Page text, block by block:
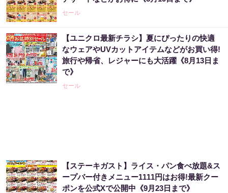
セール
【ユニクロ最新チラシ】夏にぴったりの快適
なウェアやUVカットアイテムなどがお買い得!
旅行や帰省、レジャーにも大活躍《8月13日ま
で》
セール
【ステーキガスト】ライス・パン食べ放題&ス
ープバー付きメニュー1111円はお得!最新クー
ポンを公式Xで公開中《9月23日まで》